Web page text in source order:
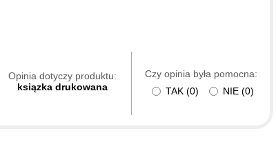
Opinia dotyczy produktu:
ksiązka drukowana
Czy opinia była pomocna:
TAK (0) NIE (0)